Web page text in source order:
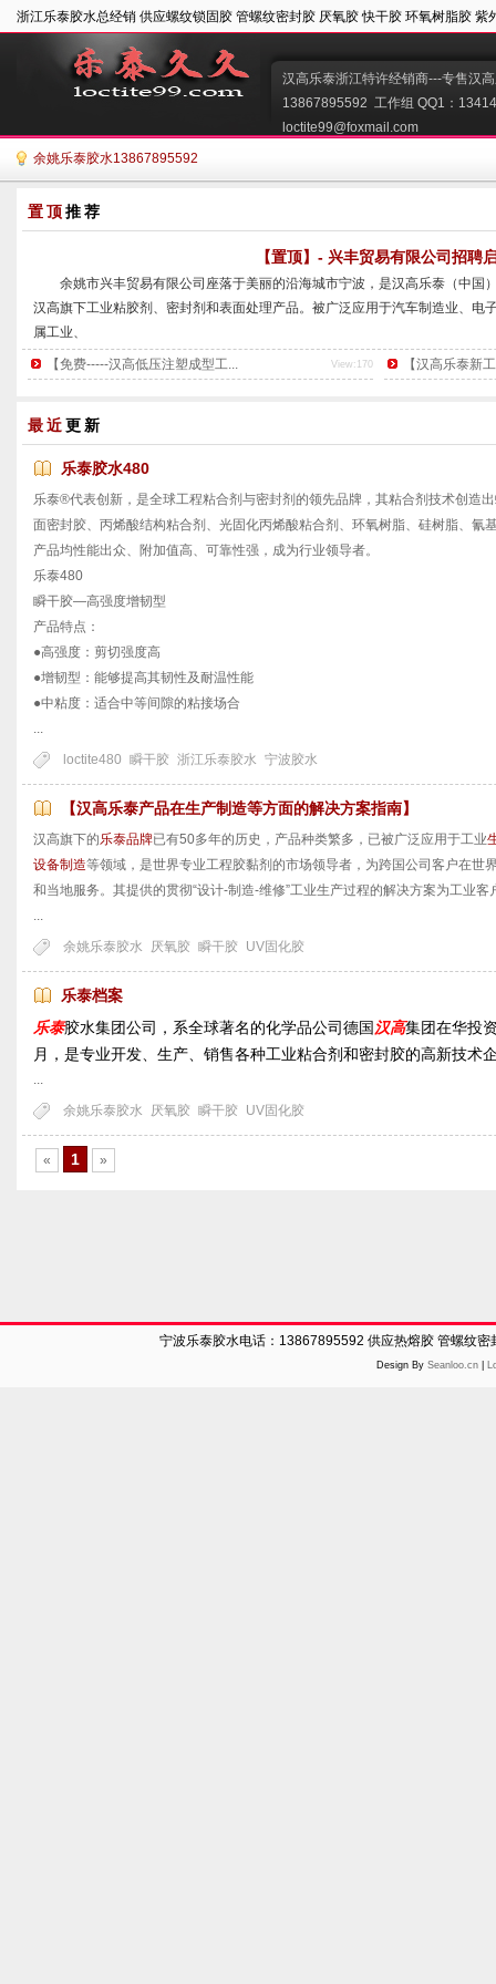
浙江乐泰胶水总经销 供应螺纹锁固胶 管螺纹密封胶 厌氧胶 快干胶 环氧树脂胶 紫
汉高乐泰浙江特许经销商---专售汉
13867895592  工作组 QQ1：
loctite99@foxmail.com
余姚乐泰胶水13867895592
置顶推荐
【置顶】- 兴丰贸易有限公司招聘
余姚市兴丰贸易有限公司座落于美丽的沿海城市宁波，是汉高乐泰（中国
汉高旗下工业粘胶剂、密封剂和表面处理产品。被广泛应用于汽车制造业、电
属工业、
装配维修等各个领域。
公司产品包括螺纹锁固剂、结构粘胶剂、瞬干胶、紫外线固化剂、平面密
导者，其
View:170
【免费-----汉高低压注塑成型工... 【汉高乐泰新
最近更新
乐泰胶水480
乐泰®代表创新，是全球工程粘合剂与密封剂的领先品牌，其粘合剂技术创造
面密封胶、丙烯酸结构粘合剂、光固化丙烯酸粘合剂、环氧树脂、硅树脂、氰
产品均性能出众、附加值高、可靠性强，成为行业领导者。
乐泰480
瞬干胶—高强度增韧型
产品特点：
●高强度：剪切强度高
●增韧型：能够提高其韧性及耐温性能
●中粘度：适合中等间隙的粘接场合
...
loctite480 瞬干胶 浙江乐泰胶水 宁波胶水
【汉高乐泰产品在生产制造等方面的解决方案指南】
汉高旗下的乐泰品牌已有50多年的历史，产品种类繁多，已被广泛应用于工业
设备制造等领域，是世界专业工程胶黏剂的市场领导者，为跨国公司客户在世
和当地服务。其提供的贯彻“设计-制造-维修”工业生产过程的解决方案为工业
...
余姚乐泰胶水
厌氧胶 瞬干胶 UV固化胶
乐泰档案
乐泰胶水集团公司，系全球著名的化学品公司德国 汉高集团在华投
月，是专业开发、生产、销售各种工业粘合剂和密封胶的高新
...
余姚乐泰胶水
厌氧胶 瞬干胶 UV固化胶
« 1 »
宁波乐泰胶水电话：13867895592 供应热熔胶 管螺纹
Design By Seanloo.cn|